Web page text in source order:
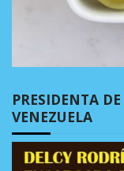
PRESIDENTA
VENEZUELA